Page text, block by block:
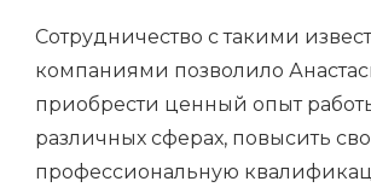
Сотрудничество с такими
компаниями позволило
приобрести ценный опыт
различных сферах, повысить
профессиональную